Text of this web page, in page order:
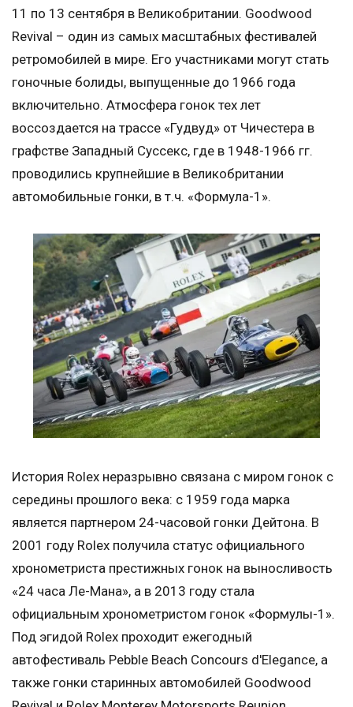
11 по 13 сентября в Великобритании. Goodwood
Revival – один из самых масштабных фестивалей
ретромобилей в мире. Его участниками могут стать
гоночные болиды, выпущенные до 1966 года
включительно. Атмосфера гонок тех лет
воссоздается на трассе «Гудвуд» от Чичестера в
графстве Западный Суссекс, где в 1948-1966 гг.
проводились крупнейшие в Великобритании
автомобильные гонки, в т.ч. «Формула-1».
История Rolex неразрывно связана с миром гонок с
середины прошлого века: с 1959 года марка
является партнером 24-часовой гонки Дейтона. В
2001 году Rolex получила статус официального
хронометриста престижных гонок на выносливость
«24 часа Ле-Мана», а в 2013 году стала
официальным хронометристом гонок «Формулы-1».
Под эгидой Rolex проходит ежегодный
автофестиваль Pebble Beach Concours d'Elegance, а
также гонки старинных автомобилей Goodwood